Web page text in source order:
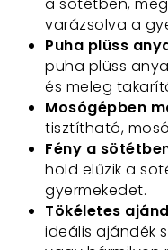
varázsolva a
Puha plüss
puha plüss
és meleg
Mosógépben
tisztítható,
Fény a
hold elűzik a
gyermekedet.
Tökéletes
ideális ajándék